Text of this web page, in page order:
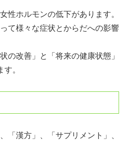
性ホルモンの低下があります。
て様々な症状とからだへの影響
の改善」と「将来の健康状態」
。
「漢方」、「サプリメント」、